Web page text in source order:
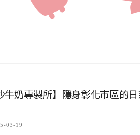
牛奶專製所】隱身彰化市區的
03-19